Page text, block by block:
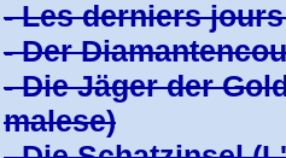
- Les derniers
- Der
- Die Jäger der
malese)